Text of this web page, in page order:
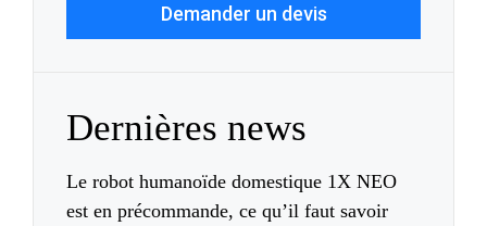
Demander un devis
Dernières news
Le robot humanoïde domestique 1X NEO
est en précommande, ce qu’il faut savoir